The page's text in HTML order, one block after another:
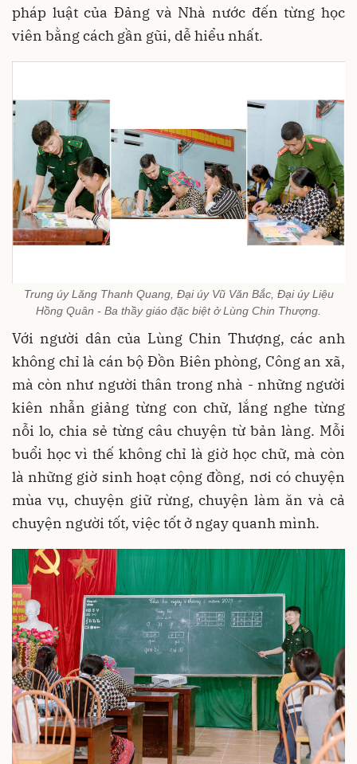
pháp luật của Đảng và Nhà nước đến từng học
viên bằng cách gần gũi, dễ hiểu nhất.
Trung úy Lăng Thanh Quang, Đại úy Vũ Văn Bắc, Đại úy Liệu
Hồng Quân - Ba thầy giáo đặc biệt ở Lùng Chin Thượng.
Với người dân của Lùng Chin Thượng, các anh
không chỉ là cán bộ Đồn Biên phòng, Công an xã,
mà còn như người thân trong nhà - những người
kiên nhẫn giảng từng con chữ, lắng nghe từng
nỗi lo, chia sẻ từng câu chuyện từ bản làng. Mỗi
buổi học vì thế không chỉ là giờ học chữ, mà còn
là những giờ sinh hoạt cộng đồng, nơi có chuyện
mùa vụ, chuyện giữ rừng, chuyện làm ăn và cả
chuyện người tốt, việc tốt ở ngay quanh mình.